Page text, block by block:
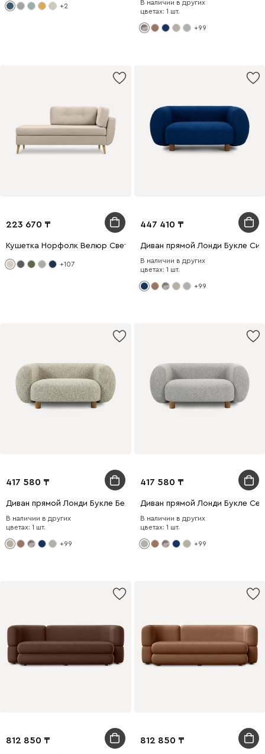
+2
В наличии в других
цветах: 1 шт.
+99
223 670
Кушетка Норфолк Велюр Светло-бежевый
+107
447 410
Диван прямой Лонди Букле
В наличии в других
цветах: 1 шт.
+99
417 580
Диван прямой Лонди Букле Бежевый
В наличии в других
цветах: 1 шт.
+99
417 580
Диван прямой Лонди Букле
В наличии в других
цветах: 1 шт.
+99
812 850 812 850